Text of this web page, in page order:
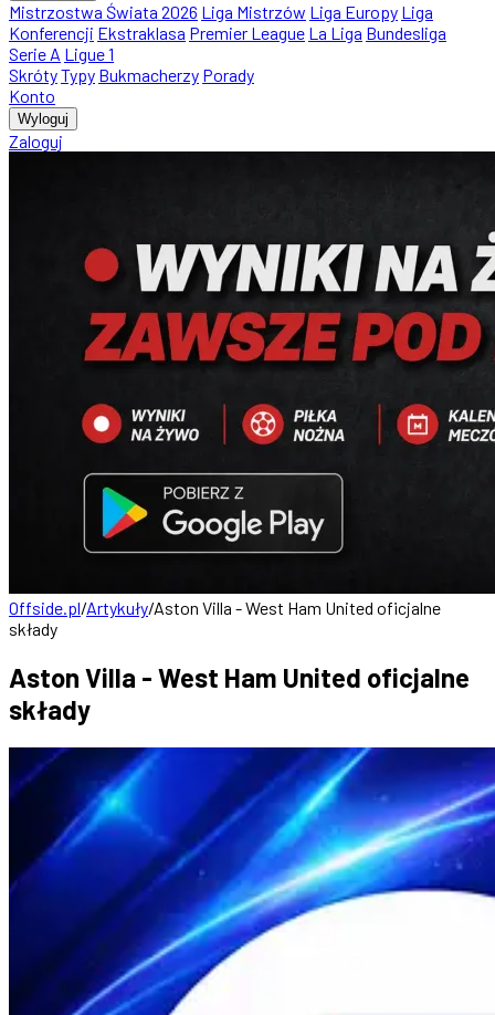
Mistrzostwa Świata 2026 Liga Mistrzów Liga Europy Liga
Konferencji Ekstraklasa Premier League La Liga Bundesliga
Serie A Ligue 1
SkrótyTypy Bukmacherzy Porady
Konto
Wyloguj
Zaloguj
Offside.pl/Artykuły/Aston Villa - West Ham United oficjalne
składy
Aston Villa - West Ham United oficjalne
składy